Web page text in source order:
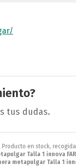
. Producto en stock,
Talla 1 innova
metapulgar Talla 1
tus dudas.